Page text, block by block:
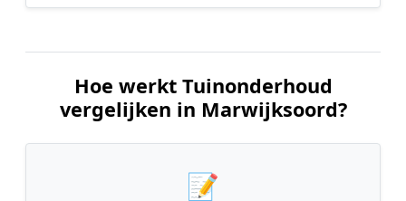
Hoe werkt Tuinonderhoud
vergelijken in Marwijksoord?
📝